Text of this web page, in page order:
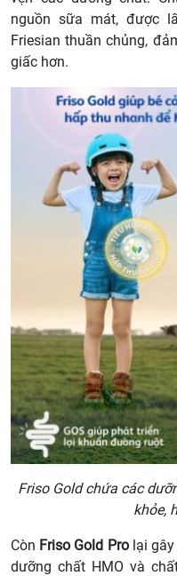
nguồn sữa mát, được
Friesian thuần chủng,
giấc hơn.
Friso Gold chứa các
khỏe,
Còn Friso Gold Prolại gây
dưỡng chất HMO và